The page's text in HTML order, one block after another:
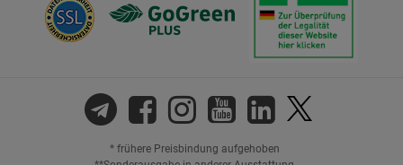
* frühere Preisbindung aufgehoben